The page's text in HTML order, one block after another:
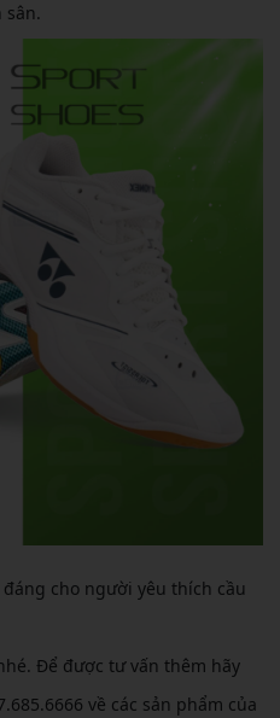
sân.
cho người yêu thích cầu
Để được tư vấn thêm hãy
về các sản phẩm của